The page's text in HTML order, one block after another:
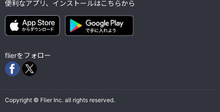
便利なアプリ、インストールはこちらから
flierをフォロー
Copyright © Flier Inc. all rights reserved.